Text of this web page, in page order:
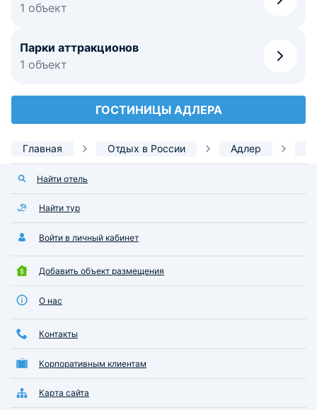
1 объект
Парки аттракционов
1 объект
ГОСТИНИЦЫ АДЛЕРА
Главная Отдых в России Адлер
Найти отель
Найти тур
Войти в личный кабинет
Добавить объект размещения
О нас
Контакты
Корпоративным клиентам
Карта сайта